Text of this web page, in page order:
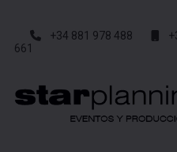
+34 881 978 488
661